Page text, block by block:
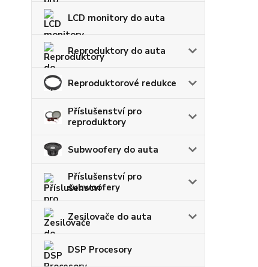
LCD monitory do auta
Reproduktory do auta
Reproduktorové redukce
Příslušenství pro
reproduktory
Subwoofery do auta
Příslušenství pro
subwoofery
Zesilovače do auta
DSP Procesory